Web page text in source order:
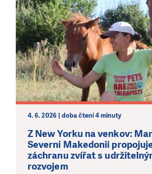
4. 6. 2026 | doba čtení 4 minuty
Z New Yorku na venkov:
Severní Makedonii
záchranu zvířat s
rozvojem